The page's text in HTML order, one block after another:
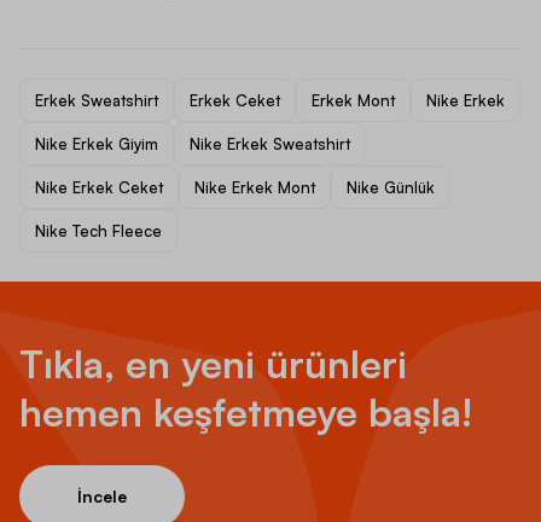
Erkek Sweatshirt Erkek Ceket Erkek Mont Nike Erkek
Nike Erkek Giyim Nike Erkek Sweatshirt
Nike Erkek Ceket Nike Erkek Mont Nike Günlük
Nike Tech Fleece
Tıkla, en yeni ürünleri
hemen keşfetmeye başla!
İncele